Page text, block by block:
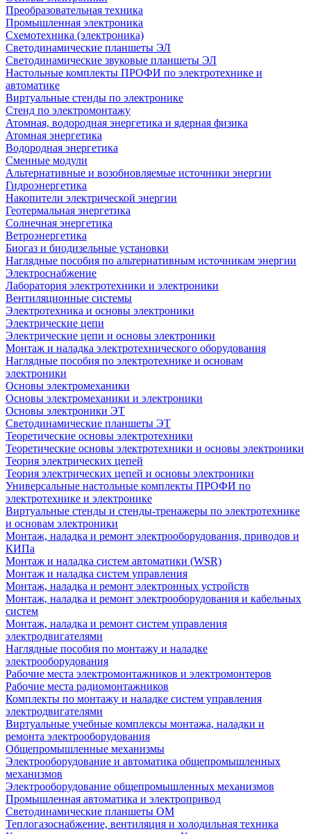
Преобразовательная техника
Промышленная электроника
Схемотехника (электроника)
Светодинамические планшеты ЭЛ
Светодинамические звуковые планшеты ЭЛ
Настольные комплекты ПРОФИ по электротехнике и
автоматике
Виртуальные стенды по электронике
Стенд по электромонтажу
Атомная, водородная энергетика и ядерная физика
Атомная энергетика
Водородная энергетика
Сменные модули
Альтернативные и возобновляемые источники энергии
Гидроэнергетика
Накопители электрической энергии
Геотермальная энергетика
Солнечная энергетика
Ветроэнергетика
Биогаз и биодизельные установки
Наглядные пособия по альтернативным источникам энергии
Электроснабжение
Лаборатория электротехники и электроники
Вентиляционные системы
Электротехника и основы электроники
Электрические цепи
Электрические цепи и основы электроники
Монтаж и наладка электротехнического оборудования
Наглядные пособия по электротехнике и основам
электроники
Основы электромеханики
Основы электромеханики и электроники
Основы электроники ЭТ
Светодинамические планшеты ЭТ
Теоретические основы электротехники
Теоретические основы электротехники и основы электроники
Теория электрических цепей
Теория электрических цепей и основы электроники
Универсальные настольные комплекты ПРОФИ по
электротехнике и электронике
Виртуальные стенды и стенды-тренажеры по электротехнике
и основам электроники
Монтаж, наладка и ремонт электрооборудования, приводов и
КИПа
Монтаж и наладка систем автоматики (WSR)
Монтаж и наладка систем управления
Монтаж, наладка и ремонт электронных устройств
Монтаж, наладка и ремонт электрооборудования и кабельных
систем
Монтаж, наладка и ремонт систем управления
электродвигателями
Наглядные пособия по монтажу и наладке
электрооборудования
Рабочие места электромонтажников и электромонтеров
Рабочие места радиомонтажников
Комплекты по монтажу и наладке систем управления
электродвигателями
Виртуальные учебные комплексы монтажа, наладки и
ремонта электрооборудования
Общепромышленные механизмы
Электрооборудование и автоматика общепромышленных
механизмов
Электрооборудование общепромышленных механизмов
Промышленная автоматика и электропривод
Светодинамические планшеты ОМ
Теплогазоснабжение, вентиляция и холодильная техника